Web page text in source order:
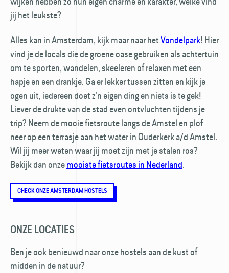
jij het leukste?
Alles kan in Amsterdam, kijk maar naar hetVondelpark! Hier
vind je de locals die de groene oase gebruiken als achtertuin
om te sporten, wandelen, skeeleren of relaxen met een
hapje en een drankje. Ga er lekker tussen zitten en kijk je
ogen uit, iedereen doet z’n eigen ding en niets is te gek!
Liever de drukte van de stad even ontvluchten tijdens je
trip? Neem de mooie fietsroute langs de Amstel en plof
neer op een terrasje aan het water in Ouderkerk a/d Amstel.
Wil jij meer weten waar jij moet zijn met je stalen ros?
Bekijk dan onzemooiste fietsroutes in Nederland.
CHECK ONZE AMSTERDAM HOSTELS
ONZE LOCATIES
Ben je ook benieuwd naar onze hostels aan de kust of
midden in de natuur?